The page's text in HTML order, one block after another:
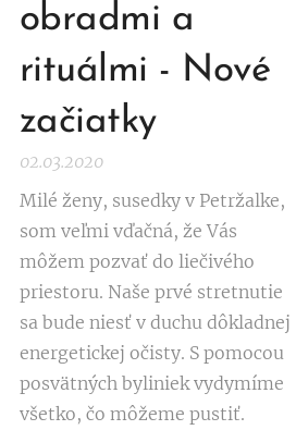
obradmi a
rituálmi - Nové
začiatky
02.03.2020
Milé ženy, susedky v Petržalke,
som veľmi vďačná, že Vás
môžem pozvať do liečivého
priestoru. Naše prvé stretnutie
sa bude niesť v duchu dôkladnej
energetickej očisty. S pomocou
posvätných byliniek vydymíme
všetko, čo môžeme pustiť.